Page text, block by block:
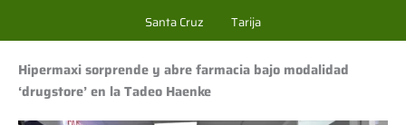
Santa Cruz
Tarija
Hipermaxi sorprende y abre farmacia bajo modalidad
‘drugstore’ en la Tadeo Haenke